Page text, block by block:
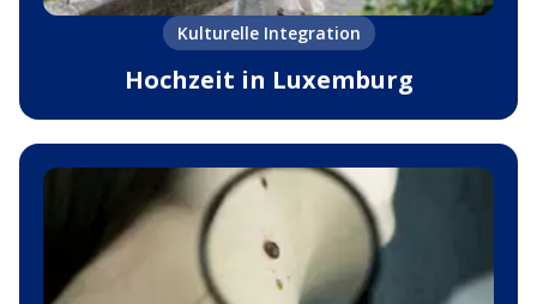
Kulturelle Integration
Hochzeit in Luxemburg